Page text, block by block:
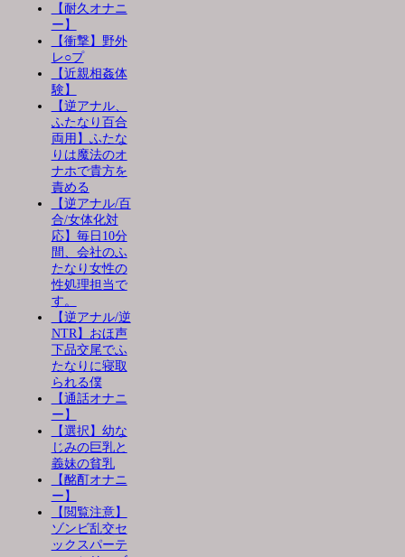
【耐久オナニ
ー】
【衝撃】野外
レ○プ
【近親相姦体
験】
【逆アナル、
ふたなり百合
両用】ふたな
りは魔法のオ
ナホで貴方を
責める
【逆アナル/百
合/女体化対
応】毎日10分
間、会社のふ
たなり女性の
性処理担当で
す。
【逆アナル/逆
NTR】おほ声
下品交尾でふ
たなりに寝取
られる僕
【通話オナニ
ー】
【選択】幼な
じみの巨乳と
義妹の貧乳
【酩酊オナニ
ー】
【閲覧注意】
ゾンビ乱交セ
ックスパーテ